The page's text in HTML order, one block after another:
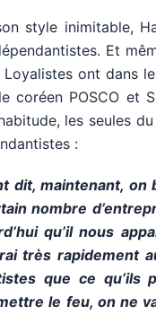
style inimitable,
Et
ont dans
POSCO et
les seules
:
dit, maintenant,
nombre
qu’il nous
très rapidement
que ce
le feu, on ne